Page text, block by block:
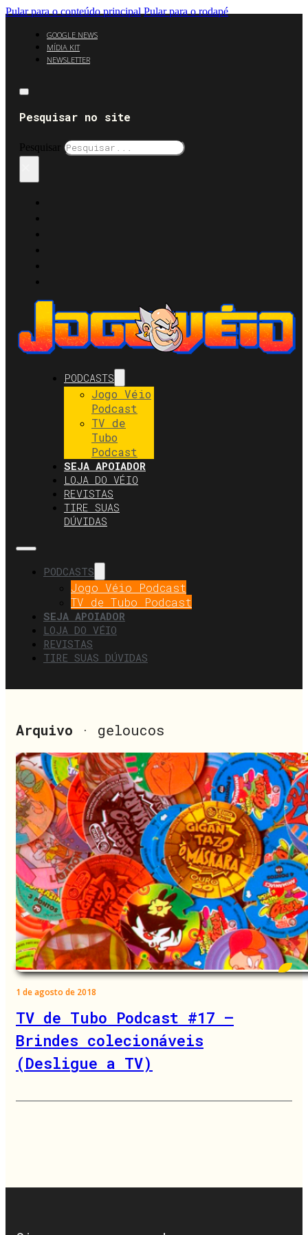
Pular para o conteúdo principal Pular para o rodapé
GOOGLE NEWS
MÍDIA KIT
NEWSLETTER
Pesquisar no site
Pesquisar
PODCASTS
Jogo Véio
Podcast
TV de
Tubo
Podcast
SEJA APOIADOR
LOJA DO VÉIO
REVISTAS
TIRE SUAS
DÚVIDAS
PODCASTS
Jogo Véio Podcast
TV de Tubo Podcast
SEJA APOIADOR
LOJA DO VÉIO
REVISTAS
TIRE SUAS DÚVIDAS
Arquivo · geloucos
1 de agosto de 2018
TV de Tubo Podcast #17 –
Brindes colecionáveis
(Desligue a TV)